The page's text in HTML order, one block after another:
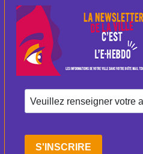
S'INSCRIRE